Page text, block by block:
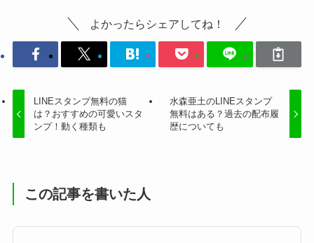
よかったらシェアしてね！
LINEスタンプ無料の猫
は？おすすめの可愛いスタ
ンプ！動く種類も
水森亜土のLINEスタンプ
無料はある？過去の配布履
歴についても
この記事を書いた人